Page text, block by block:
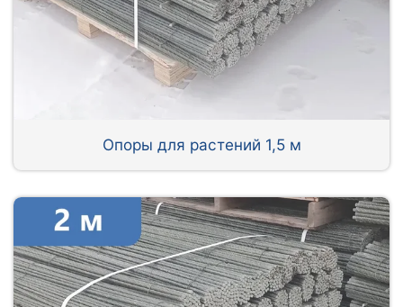
Опоры для растений 1,5 м